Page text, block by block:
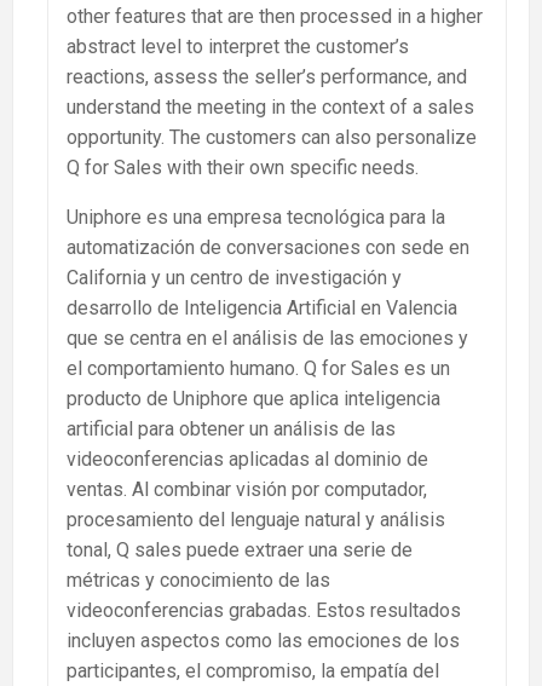
other features that are then processed in a higher
abstract level to interpret the customer’s
reactions, assess the seller’s performance, and
understand the meeting in the context of a sales
opportunity. The customers can also personalize
Q for Sales with their own specific needs.
Uniphore es una empresa tecnológica para la
automatización de conversaciones con sede en
California y un centro de investigación y
desarrollo de Inteligencia Artificial en Valencia
que se centra en el análisis de las emociones y
el comportamiento humano. Q for Sales es un
producto de Uniphore que aplica inteligencia
artificial para obtener un análisis de las
videoconferencias aplicadas al dominio de
ventas. Al combinar visión por computador,
procesamiento del lenguaje natural y análisis
tonal, Q sales puede extraer una serie de
métricas y conocimiento de las
videoconferencias grabadas. Estos resultados
incluyen aspectos como las emociones de los
participantes, el compromiso, la empatía del